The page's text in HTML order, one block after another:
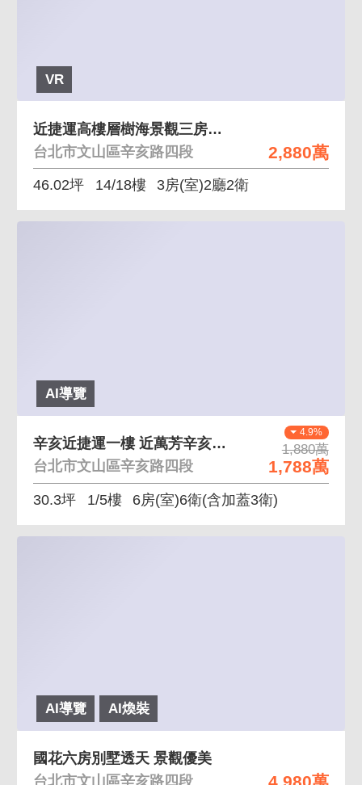
VR
2,880萬
近捷運高樓層樹海景觀三房＋坡平車位
台北市文山區辛亥路四段
46.02坪 14/18樓 3房(室)2廳2衛
AI導覽
4.9%
1,880萬
1,788萬
辛亥近捷運一樓 近萬芳辛亥雙捷運 中科大商圈
台北市文山區辛亥路四段
30.3坪 1/5樓 6房(室)6衛(含加蓋3衛)
AI導覽 AI煥裝
國花六房別墅透天 景觀優美
台北市文山區辛亥路四段